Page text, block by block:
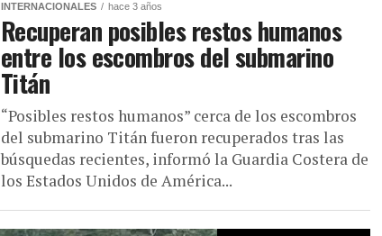
INTERNACIONALES hace 3 años
Recuperan posibles restos humanos
entre los escombros del submarino
Titán
“Posibles restos humanos” cerca de los escombros
del submarino Titán fueron recuperados tras las
búsquedas recientes, informó la Guardia Costera de
los Estados Unidos de América...